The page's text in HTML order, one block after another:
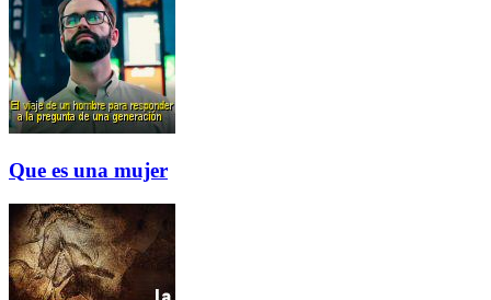
Que es una mujer